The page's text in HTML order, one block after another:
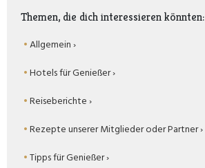
Themen, die dich interessieren könnten:
Allgemein ›
Hotels für Genießer ›
Reiseberichte ›
Rezepte unserer Mitglieder oder Partner ›
Tipps für Genießer ›